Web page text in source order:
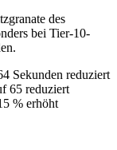
des
bei Tier-10-
Sekunden reduziert
65 reduziert
% erhöht